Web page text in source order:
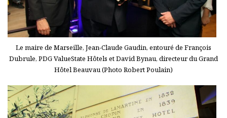
Le maire de Marseille, Jean-Claude Gaudin, entouré de François
Dubrule, PDG ValueState Hôtels et David Bynau, directeur du Grand
Hôtel Beauvau (Photo Robert Poulain)